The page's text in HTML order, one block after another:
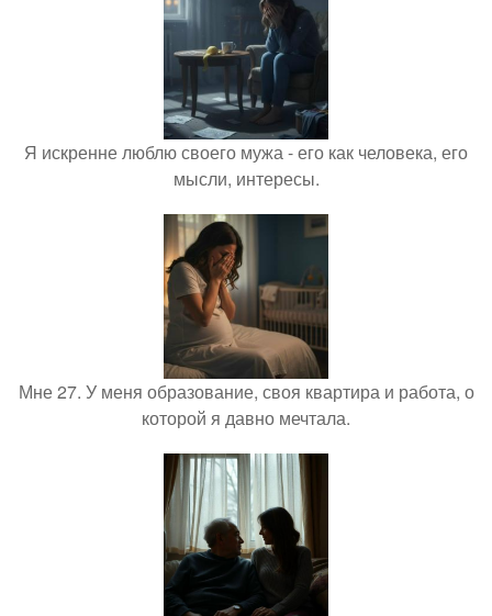
Я искренне люблю своего мужа - его как человека, его
мысли, интересы.
Мне 27. У меня образование, своя квартира и работа, о
которой я давно мечтала.